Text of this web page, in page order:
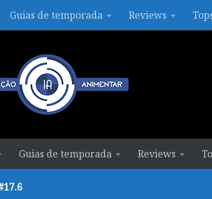
Guias de temporada Reviews
Guias de temporada Reviews